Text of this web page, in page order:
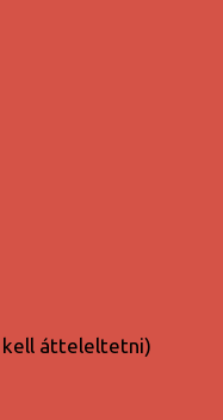
kell átteleltetni)